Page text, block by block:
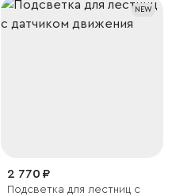
NEW
2 770 ₽
Подсветка для лестниц с